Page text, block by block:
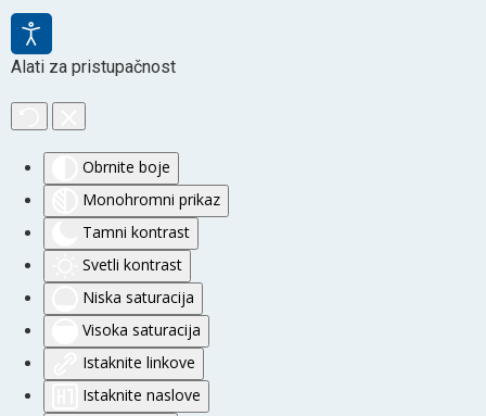
Alati za pristupačnost
Obrnite boje
Monohromni prikaz
Tamni kontrast
Svetli kontrast
Niska saturacija
Visoka saturacija
Istaknite linkove
Istaknite naslove